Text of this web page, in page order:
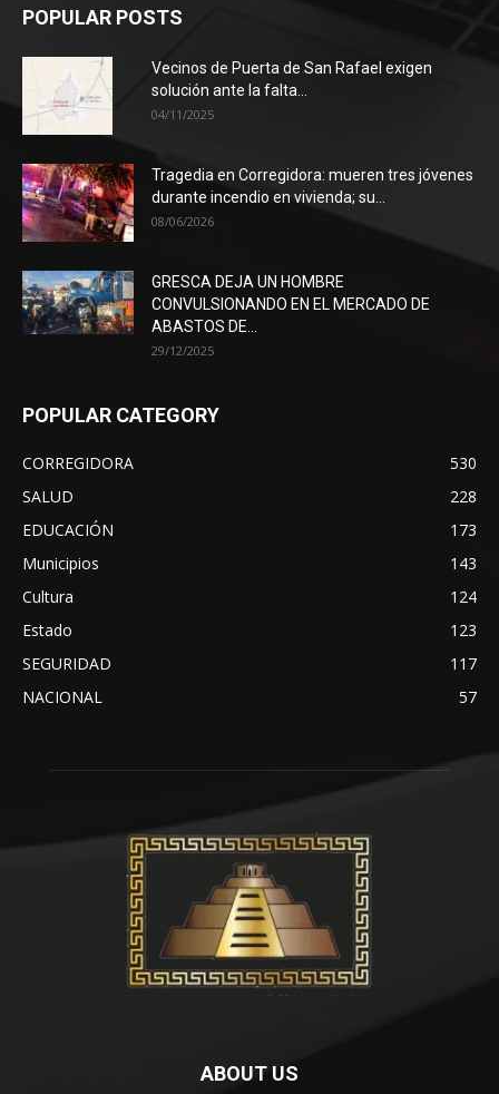
POPULAR POSTS
Vecinos de Puerta de San Rafael exigen
solución ante la falta...
04/11/2025
Tragedia en Corregidora: mueren tres jóvenes
durante incendio en vivienda; su...
08/06/2026
GRESCA DEJA UN HOMBRE
CONVULSIONANDO EN EL MERCADO DE
ABASTOS DE...
29/12/2025
POPULAR CATEGORY
CORREGIDORA
530
SALUD
228
EDUCACIÓN
173
Municipios
143
Cultura
124
Estado
123
SEGURIDAD
117
NACIONAL
57
ABOUT US